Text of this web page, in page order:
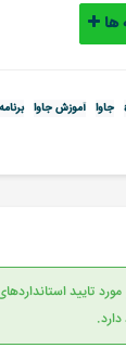
ها
جاوا آموزش جاوا